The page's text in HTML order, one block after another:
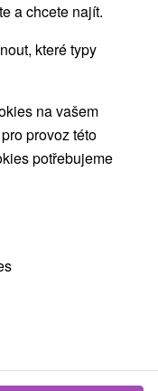
a chcete najít.
které typy
na vašem
provoz této
potřebujeme